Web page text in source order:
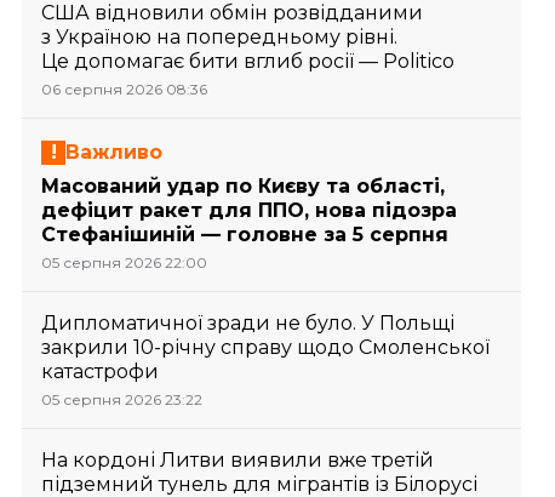
США відновили обмін розвідданими
з Україною на попередньому рівні.
Це допомагає бити вглиб росії — Politico
06 серпня 2026 08:36
Важливо
Масований удар по Києву та області,
дефіцит ракет для ППО, нова підозра
Стефанішиній — головне за 5 серпня
05 серпня 2026 22:00
Дипломатичної зради не було. У Польщі
закрили 10-річну справу щодо Смоленської
катастрофи
05 серпня 2026 23:22
На кордоні Литви виявили вже третій
підземний тунель для мігрантів із Білорусі